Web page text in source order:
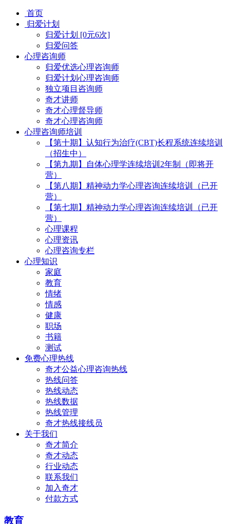
首页
归爱计划
归爱计划 [0元6次]
归爱问答
心理咨询师
归爱优选心理咨询师
归爱计划心理咨询师
独立项目咨询师
奇才讲师
奇才心理督导师
奇才心理咨询师
心理咨询师培训
【第十期】认知行为治疗(CBT)长程系统连续培训
（招生中）
【第九期】自体心理学连续培训2年制（即将开
营）
【第八期】精神动力学心理咨询连续培训（已开
营）
【第七期】精神动力学心理咨询连续培训（已开
营）
心理课程
心理资讯
心理咨询专栏
心理知识
家庭
教育
情绪
情感
健康
职场
书籍
测试
免费心理热线
奇才公益心理咨询热线
热线问答
热线动态
热线数据
热线管理
奇才热线接线员
关于我们
奇才简介
奇才动态
行业动态
联系我们
加入奇才
付款方式
教育